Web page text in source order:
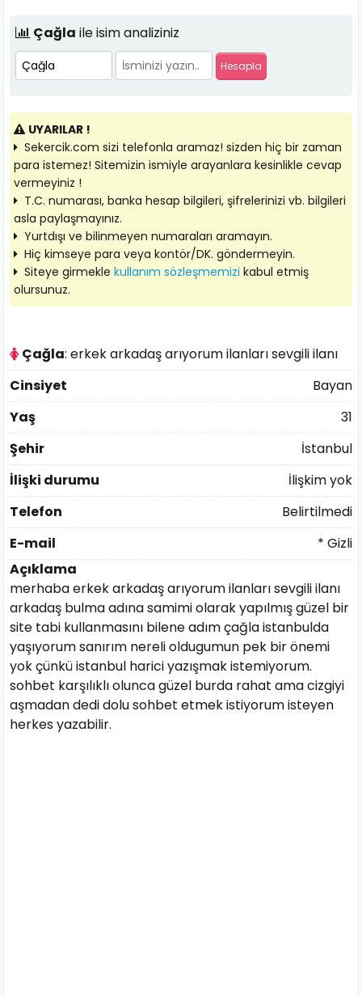
Çağla ile isim analiziniz
UYARILAR !
Sekercik.com sizi telefonla aramaz! sizden hiç bir zaman
para istemez! Sitemizin ismiyle arayanlara kesinlikle cevap
vermeyiniz !
T.C. numarası, banka hesap bilgileri, şifrelerinizi vb. bilgileri
asla paylaşmayınız.
Yurtdışı ve bilinmeyen numaraları aramayın.
Hiç kimseye para veya kontör/DK. göndermeyin.
Siteye girmeklekullanım sözleşmemizi kabul etmiş
olursunuz.
Çağla: erkek arkadaş arıyorum ilanları sevgili ilanı
Cinsiyet
Bayan
Yaş
31
Şehir
İstanbul
İlişki durumu
İlişkim yok
Telefon
Belirtilmedi
E-mail
* Gizli
Açıklama
merhaba erkek arkadaş arıyorum ilanları sevgili ilanı
arkadaş bulma adına samimi olarak yapılmış güzel bir
site tabi kullanmasını bilene adım çağla istanbulda
yaşıyorum sanırım nereli oldugumun pek bir önemi
yok çünkü istanbul harici yazışmak istemiyorum.
sohbet karşılıklı olunca güzel burda rahat ama cizgiyi
aşmadan dedi dolu sohbet etmek istiyorum isteyen
herkes yazabilir.